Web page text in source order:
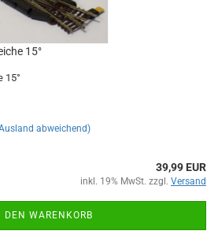
15°
15°
abweichend)
39,99 EUR
inkl. 19% MwSt. zzgl. Versand
DEN WARENKORB